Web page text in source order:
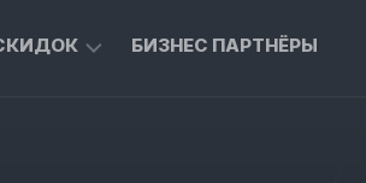
БИЗНЕС ПАРТНЁРЫ